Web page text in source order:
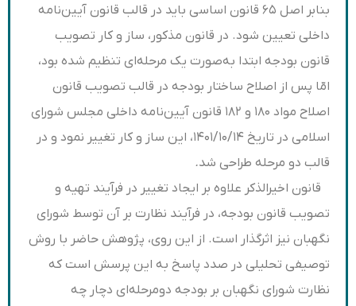
بنابر اصل ۶۵ قانون اساسی باید در قالب قانون آیین‌نامه
داخلی تعیین شود. در قانون مذکور، ساز و کار تصویب
قانون بودجه ابتدا به‌صورت یک مرحله‌ای تنظیم شده بود،
امّا پس از اصلاح ساختار بودجه در قالب تصویب قانون
اصلاح مواد ۱۸۰ و ۱۸۲ قانون آیین‌نامه داخلی مجلس شورای
اسلامی در تاریخ ۱۴۰۱/۱۰/۱۴، این ساز و کار تغییر نمود و در
قالب دو مرحله طراحی شد.
قانون اخیرالذکر علاوه بر ایجاد تغییر در فرآیند تهیه و
تصویب قانون بودجه، در فرآیند نظارت بر آن توسط شورای
نگهبان نیز اثرگذار است. از این روی، پژوهش حاضر با روش
توصیفی تحلیلی در صدد پاسخ به این پرسش است که
نظارت شورای نگهبان بر بودجه دومرحله‌ای دچار چه